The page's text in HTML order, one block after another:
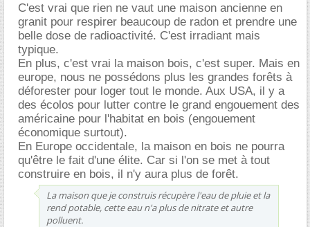
C'est vrai que rien ne vaut une maison ancienne en
granit pour respirer beaucoup de radon et prendre une
belle dose de radioactivité. C'est irradiant mais
typique.
En plus, c'est vrai la maison bois, c'est super. Mais en
europe, nous ne possédons plus les grandes forêts à
déforester pour loger tout le monde. Aux USA, il y a
des écolos pour lutter contre le grand engouement des
américaine pour l'habitat en bois (engouement
économique surtout).
En Europe occidentale, la maison en bois ne pourra
qu'être le fait d'une élite. Car si l'on se met à tout
construire en bois, il n'y aura plus de forêt.
La maison que je construis récupère l'eau de pluie et la
rend potable, cette eau n'a plus de nitrate et autre
polluent.